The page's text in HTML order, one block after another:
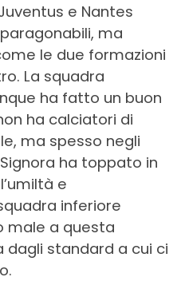
e Nantes
ma
le due formazioni
La squadra
ha fatto un buon
ha calciatori di
ma spesso negli
ha toppato in
e
inferiore
male a questa
dagli standard a cui ci